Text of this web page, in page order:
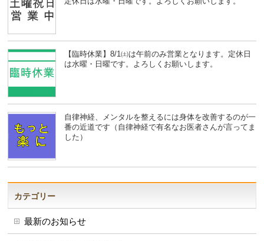
【臨時休業】8/1㈯は午前のみ営業となります。定休日
は水曜・日曜です。よろしくお願いします。
自律神経、メンタルを整えるには身体を改善するのが一
番の近道です（自律神経で有名なお医者さんが言ってま
した）
カテゴリー
最新のお知らせ